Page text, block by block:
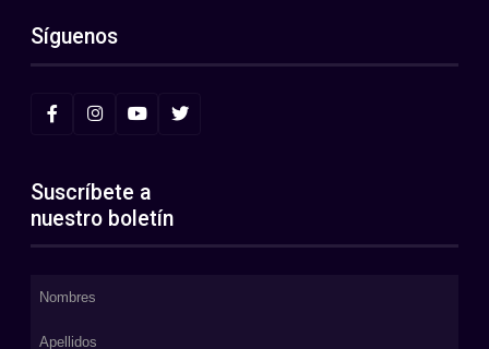
Síguenos
Suscríbete a
nuestro boletín